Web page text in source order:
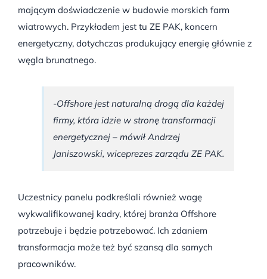
mającym doświadczenie w budowie morskich farm
wiatrowych. Przykładem jest tu ZE PAK, koncern
energetyczny, dotychczas produkujący energię głównie z
węgla brunatnego.
-Offshore jest naturalną drogą dla każdej
firmy, która idzie w stronę transformacji
energetycznej – mówił Andrzej
Janiszowski, wiceprezes zarządu ZE PAK.
Uczestnicy panelu podkreślali również wagę
wykwalifikowanej kadry, której branża Offshore
potrzebuje i będzie potrzebować. Ich zdaniem
transformacja może też być szansą dla samych
pracowników.